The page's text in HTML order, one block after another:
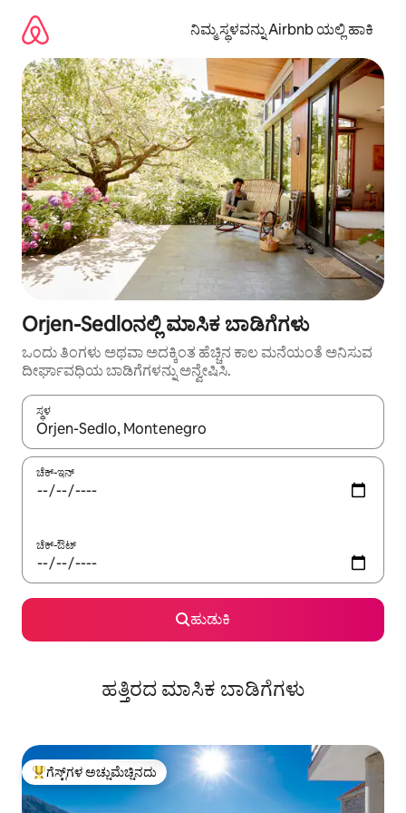
ಹೋಗಿ
ನಿಮ್ಮ ಸ್ಥಳವನ್ನು Airbnb ಯಲ್ಲಿ ಹಾಕಿ
Orjen-Sedloನಲ್ಲಿ ಮಾಸಿಕ ಬಾಡಿಗೆಗಳು
ಒಂದು ತಿಂಗಳು ಅಥವಾ ಅದಕ್ಕಿಂತ ಹೆಚ್ಚಿನ ಕಾಲ ಮನೆಯಂತೆ ಅನಿಸುವ
ದೀರ್ಘಾವಧಿಯ ಬಾಡಿಗೆಗಳನ್ನು ಅನ್ವೇಷಿಸಿ.
ಸ್ಥಳ
ಫಲಿತಾಂಶಗಳು ಲಭ್ಯವಿರುವಾಗ, ಅಪ್ ಮತ್ತು ಡೌನ್ ಬಾಣದ ಕೀಲಿಗಳೊಂದಿಗೆ
ಚೆಕ್-ಇನ್
ಚೆಕ್-ಔಟ್
ಹುಡುಕಿ
ಹತ್ತಿರದ ಮಾಸಿಕ ಬಾಡಿಗೆಗಳು
ಗೆಸ್ಟ್‌ಗಳಿಗೆ ಅತಿ ಹೆಚ್ಚು ಅಚ್ಚುಮೆಚ್ಚಿನದು
ಗೆಸ್ಟ್‌ಗಳ ಅಚ್ಚುಮೆಚ್ಚಿನದು